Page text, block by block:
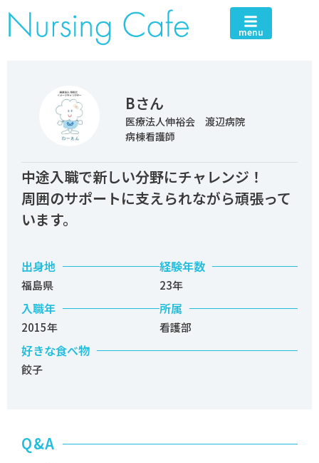
menu
Bさん
医療法人伸裕会 渡辺病院
病棟看護師
中途入職で新しい分野にチャレンジ！
周囲のサポートに支えられながら頑張って
います。
出身地
福島県
経験年数
23年
入職年
2015年
所属
看護部
好きな食べ物
餃子
Q&A